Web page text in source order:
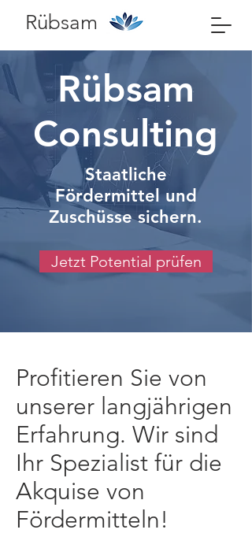
Rübsam
Rübsam
Consulting
Staatliche
Fördermittel und
Zuschüsse sichern.
Jetzt Potential prüfen
Profitieren Sie von
unserer langjährigen
Erfahrung. Wir sind
Ihr Spezialist für die
Akquise von
Fördermitteln!